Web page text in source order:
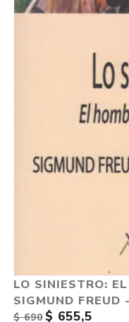
LO SINIESTRO:
SIGMUND FREUD
$ 690 $ 655,5